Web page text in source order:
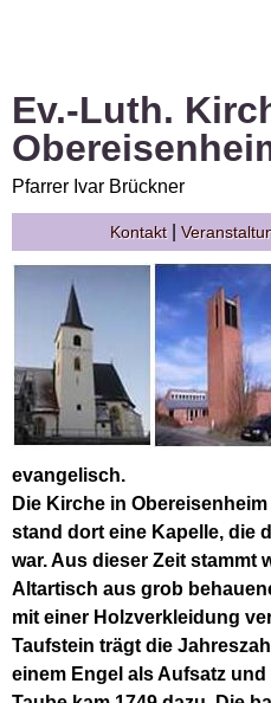
Ev.-Luth.
Pfarrer Ivar Brückner
Kontakt|
evangelisch.
Die Kirche in
stand dort eine Kapelle, die
war. Aus dieser Zeit stammt
Altartisch aus grob
mit einer Holzverkleidung
Taufstein trägt die
einem Engel als Aufsatz